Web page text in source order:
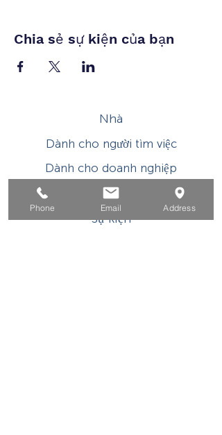
Chia sẻ sự kiện của bạn
Nhà
Dành cho người tìm việc
Dành cho doanh nghiệp
Cho tuổi trẻ
Sự kiện
Phone Email Address